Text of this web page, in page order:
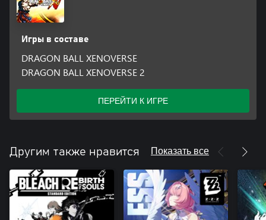
Игры в составе
DRAGON BALL XENOVERSE
DRAGON BALL XENOVERSE 2
ПЕРЕЙТИ К ИГРЕ
Другим также нравится Показать все